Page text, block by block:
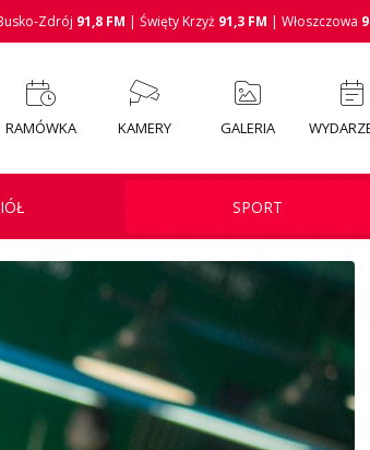
Zdrój 91,8 FM | Święty Krzyż 91,3 FM | Włoszczowa
RAMÓWKA KAMERY GALERIA
SPORT